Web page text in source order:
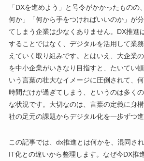
「DXを進めよう」と号令がかかったものの
何か」「何から手をつければいいのか」が
てしまう企業は少なくありません。DX推進
することではなく、デジタルを活用して業
えていく取り組みです。とはいえ、大企業
を中小企業がいきなり目指すと、たいてい
いう言葉の壮大なイメージに圧倒されて、
時間だけが過ぎてしまう、というのは多く
な状況です。大切なのは、言葉の定義に身
社の足元の課題からデジタル化を一歩ずつ進
この記事では、dx推進とは何かを、混同さ
IT化との違いから整理します。なぜ今DX推